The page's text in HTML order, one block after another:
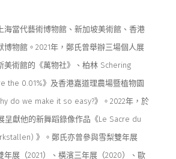
當代藝術博物館、 新加坡美術館、 香港
博物館。 2021年，鄭氏曾舉辦三場個人展
美術館的 《萬物社》 、 柏林 Schering
the 0.01%》 及香港嘉道理農場暨植物園
do we make it so easy?》 。 2022年，於
呈獻他的新舞蹈錄像作品 《Le Sacre du
》 。鄭氏亦曾參與雪梨雙年展
年展（2021）、 橫濱三年展（2020）、 歐